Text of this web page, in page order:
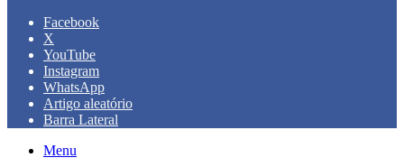
Facebook
X
YouTube
Instagram
WhatsApp
Artigo aleatório
Barra Lateral
Menu